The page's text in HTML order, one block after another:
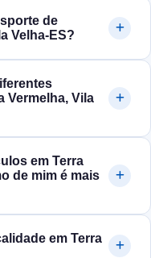
de
Velha‑ES?
Vermelha, Vila
em Terra
de mim é mais
em Terra